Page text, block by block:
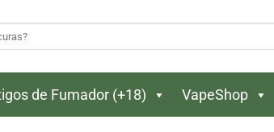
de Fumador (+18) VapeShop